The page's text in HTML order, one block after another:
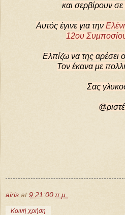
και σερβίρουν
Αυτός έγινε για την
12ου
Ελπίζω να της
Τον έκανα με
Σας
airis at9:21:00 π.μ.
Κοινή χρήση